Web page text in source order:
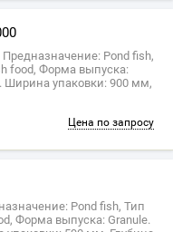
Предназначение: Pond fish,
food, Форма выпуска:
Ширина упаковки: 900 мм,
Цена по запросу
Pond fish, Тип
Форма выпуска: Granule.